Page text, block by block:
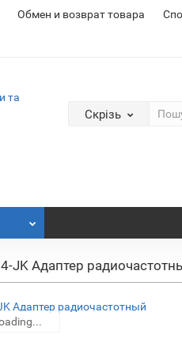
Обмен и возврат товара
Скрізь
JK Адаптер